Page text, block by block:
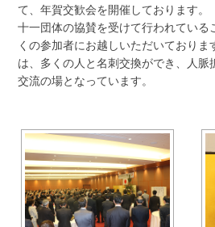
て、年賀交歓会を開催しております。
十一団体の協賛を受けて行われている
くの参加者にお越しいただいておりま
は、多くの人と名刺交換ができ、人脈
交流の場となっています。